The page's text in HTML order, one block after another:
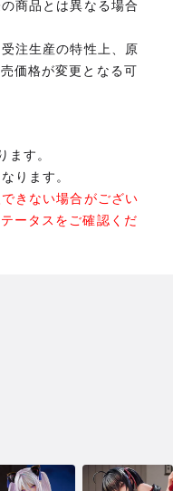
商品とは異なる場合
注生産の特性上、原
価格が変更となる可
ます。
ります。
きない場合がござい
ータスをご確認くだ